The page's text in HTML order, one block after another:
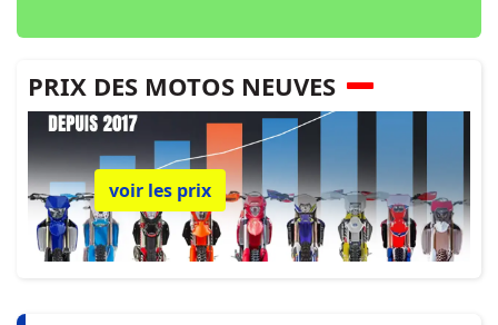
PRIX DES MOTOS NEUVES
voir les prix